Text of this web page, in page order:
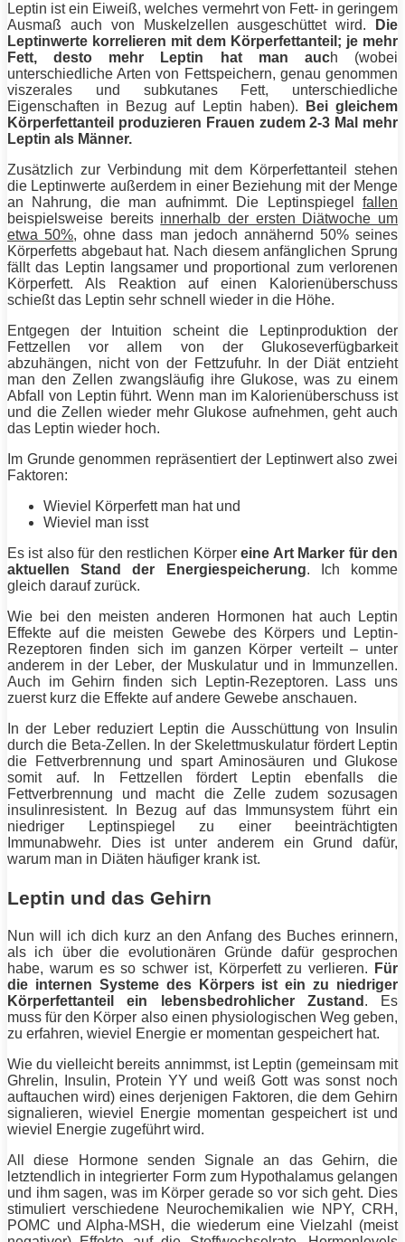
Leptin ist ein Eiweiß, welches vermehrt von Fett- in geringem
Ausmaß auch von Muskelzellen ausgeschüttet wird.
Die
Leptinwerte korrelieren mit dem Körperfettanteil ; je mehr
Fett, desto mehr Leptin hat man auch (wobei
unterschiedliche Arten von Fettspeichern, genau genommen
viszerales und subkutanes
Fett, unterschiedliche
Eigenschaften in Bezug auf Leptin haben).
Bei gleichem
Körperfettanteil produzieren Frauen zudem 2-3 Mal mehr
Leptin als Männer.
Zusätzlich zur Verbindung mit dem Körperfettanteil
stehen
die Leptinwerte außerdem in einer Beziehung mit der Menge
an Nahrung, die man aufnimmt. Die Leptinspiegel fallen
beispielsweise bereits innerhalb der ersten Diätwoche um
etwa 50%, ohne dass man jedoch annähernd 50% seines
Körperfetts abgebaut hat. Nach diesem anfänglichen Sprung
fällt das Leptin langsamer und proportional zum verlorenen
Körperfett. Als Reaktion auf einen Kalorienüberschuss
schießt das Leptin sehr schnell wieder in die Höhe.
Entgegen der Intuition scheint die Leptinproduktion der
Fettzellen vor allem von der Glukoseverfügbarkeit
abzuhängen, nicht von der Fettzufuhr. In der Diätentzieht
man den Zellen zwangsläufig ihre Glukose, was zu einem
Abfall von Leptin führt. Wenn man im Kalorienüberschuss ist
und die Zellen wieder mehr Glukose aufnehmen, geht auch
das Leptin wieder hoch.
Im Grunde genommen repräsentiert der Leptinwert also zwei
Faktoren:
Wieviel Körperfettman hat und
Wieviel man isst
Es ist also für den restlichen Körpereine Art Marker für den
aktuellen Stand der Energiespeicherung. Ich komme
gleich darauf zurück.
Wie bei den meisten anderen Hormonen hat auch Leptin
Effekte auf die meisten Gewebe des Körpers und Leptin-
Rezeptoren finden sich im ganzen Körper verteilt – unter
anderem in der Leber, der Muskulatur und in Immunzellen.
Auch im Gehirn finden sich Leptin-Rezeptoren. Lass uns
zuerst kurz die Effekte auf andere Gewebe anschauen.
In der Leber reduziert Leptin die Ausschüttung von Insulin
durch die Beta-Zellen. In der Skelettmuskulatur fördert Leptin
die Fettverbrennung und spart Aminosäuren und Glukose
somit auf. In Fettzellen fördert Leptin ebenfalls die
Fettverbrennung und macht die Zelle zudem sozusagen
insulinresistent. In Bezug auf das Immunsystem führt ein
niedriger Leptinspiegel zu einer beeinträchtigten
Immunabwehr. Dies ist unter anderem ein Grund dafür,
warum man in Diäten häufiger krank ist.
Leptin und das Gehirn
Nun will ich dich kurz an den Anfang des Buches erinnern,
als ich über die evolutionären Gründe dafür gesprochen
habe, warum es so schwer ist, Körperfettzu verlieren.
Für
die internen Systeme des Körpers ist ein zu niedriger
Körperfettanteil
ein lebensbedrohlicher Zustand . Es
muss für den Körper also einen physiologischen Weg geben,
zu erfahren, wieviel Energie er momentan gespeichert hat.
Wie du vielleicht bereits annimmst, ist Leptin (gemeinsam mit
Ghrelin, Insulin, Protein YY und weiß Gott was sonst noch
auftauchen wird) eines derjenigen Faktoren, die dem Gehirn
signalieren, wieviel Energie momentan gespeichert ist und
wieviel Energie zugeführt wird.
All diese Hormone senden Signale an das Gehirn, die
letztendlich in integrierter Form zum Hypothalamus gelangen
und ihm sagen, was im Körper gerade so vor sich geht. Dies
stimuliert verschiedene Neurochemikalien wie NPY, CRH,
POMC und Alpha-MSH, die wiederum eine Vielzahl (meist